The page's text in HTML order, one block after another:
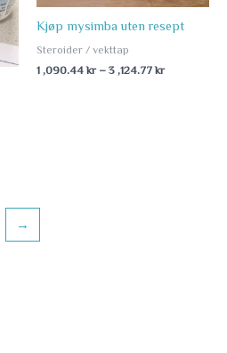
Kjøp mysimba uten resept
Steroider / vekttap
1 ,090.44kr – 3 ,124.77kr
→